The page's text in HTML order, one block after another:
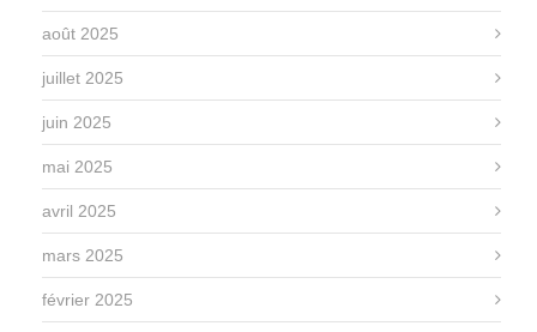
août 2025
juillet 2025
juin 2025
mai 2025
avril 2025
mars 2025
février 2025